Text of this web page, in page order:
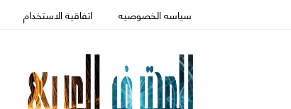
سياسه الخصوصيه اتفاقية الاستخدام